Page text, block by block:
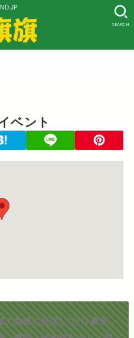
SEARCH
ベント
の危機に直面して(1) 農業